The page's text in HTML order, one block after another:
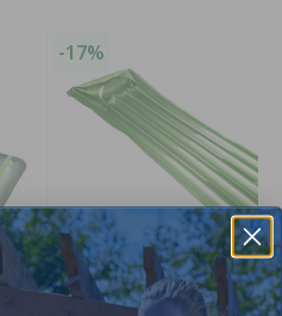
-17%
Matelas de piscine